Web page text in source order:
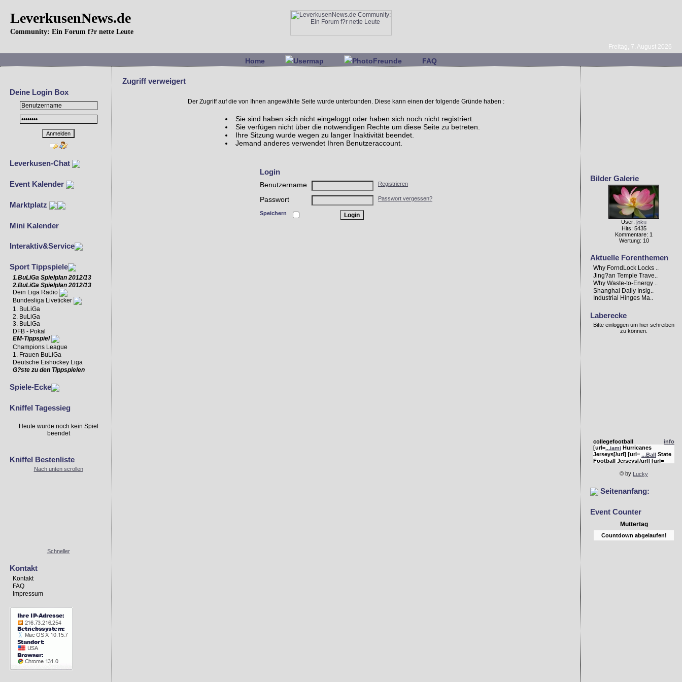
LeverkusenNews.de
Community: Ein Forum f?r nette Leute
Home Usermap PhotoFreunde FAQ
Freitag, 7. August 2026
Deine Login Box
Leverkusen-Chat
Event Kalender
Marktplatz
Mini Kalender
Interaktiv&Service
Sport Tippspiele
1.BuLiGa Spielplan 2012/13
2.BuLiGa Spielplan 2012/13
Dein Liga Radio
Bundesliga Liveticker
1. BuLiGa
2. BuLiGa
3. BuLiGa
DFB - Pokal
EM-Tippspiel
Champions League
1. Frauen BuLiGa
Deutsche Eishockey Liga
G?ste zu den Tippspielen
Spiele-Ecke
Kniffel Tagessieg
Heute wurde noch kein Spiel
beendet
Kniffel Bestenliste
Nach unten scrollen
Schneller
Kontakt
Kontakt
FAQ
Impressum
Zugriff verweigert
Der Zugriff auf die von Ihnen angewählte Seite wurde unterbunden. Diese kann einen der folgende Gründe haben :
Sie sind haben sich nicht eingeloggt oder haben sich noch nicht registriert.
Sie verfügen nicht über die notwendigen Rechte um diese Seite zu betreten.
Ihre Sitzung wurde wegen zu langer Inaktivität beendet.
Jemand anderes verwendet Ihren Benutzeraccount.
Login
Benutzername Registrieren
Passwort Passwort vergessen?
Speichern
Bilder Galerie
User: joku
Hits: 5435
Kommentare: 1
Wertung: 10
Aktuelle Forenthemen
Why ForndLock Locks ..
Jing?an Temple Trave..
Why Waste-to-Energy ..
Shanghai Daily Insig..
Industrial Hinges Ma..
Laberecke
Bitte einloggen um hier schreiben
zu können.
collegefootball
info
[url= ...iamiHurricanes
Jerseys[/url] [url=
...Ball State
Football Jerseys[/url] [url=
© by
Lucky
Seitenanfang:
Event Counter
Muttertag
Countdown abgelaufen!